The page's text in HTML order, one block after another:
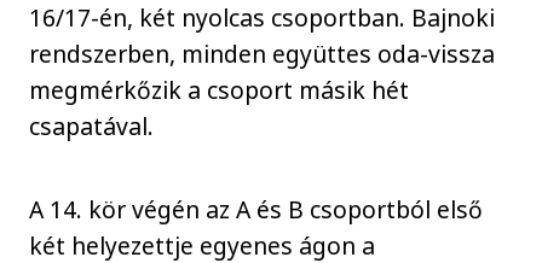
16/17-én, két nyolcas csoportban. Bajnoki
rendszerben, minden együttes oda-vissza
megmérkőzik a csoport másik hét
csapatával.
A 14. kör végén az A és B csoportból első
két helyezettje egyenes ágon a